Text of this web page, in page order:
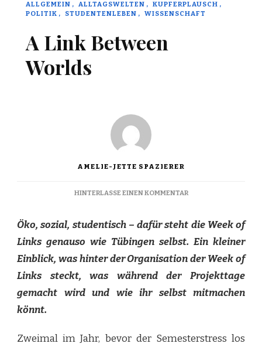
ALLGEMEIN
ALLTAGSWELTEN
KUPFERPLAUSCH
POLITIK
STUDENTENLEBEN WISSENSCHAFT
A Link Between
Worlds
AMELIE-JETTE SPAZIERER
HINTERLASSE EINEN KOMMENTARZU
BETWEEN
WORLDS
Öko, sozial, studentisch – dafür steht die Week of
Links genauso wie Tübingen selbst. Ein kleiner
Einblick, was hinter der Organisation der Week of
Links steckt, was während der Projekttage
gemacht wird und wie ihr selbst mitmachen
könnt.
Zweimal im Jahr, bevor der Semesterstress los